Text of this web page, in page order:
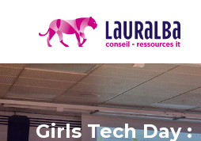
Girls Tech Day :